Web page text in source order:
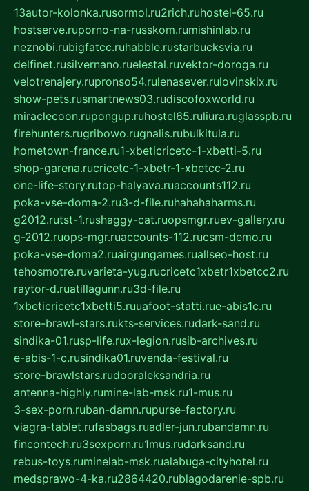
13autor-kolonka.rusormol.ru2rich.ruhostel-65.ru
hostserve.ruporno-na-russkom.rumishinlab.ru
neznobi.rubigfatcc.ruhabble.rustarbucksvia.ru
delfinet.rusilvernano.ruelestal.ruvektor-doroga.ru
velotrenajery.rupronso54.rulenasever.rulovinskix.ru
show-pets.rusmartnews03.rudiscofoxworld.ru
miraclecoon.rupongup.ruhostel65.ruliura.ruglasspb.ru
firehunters.rugribowo.rugnalis.rubulkitula.ru
hometown-france.ru1-xbeticricetc-1-xbetti-5.ru
shop-garena.rucricetc-1-xbetr-1-xbetcc-2.ru
one-life-story.rutop-halyava.ruaccounts112.ru
poka-vse-doma-2.ru3-d-file.ruhahahaharms.ru
g2012.rutst-1.rushaggy-cat.ruopsmgr.ruev-gallery.ru
g-2012.ruops-mgr.ruaccounts-112.rucsm-demo.ru
poka-vse-doma2.ruairgungames.ruallseo-host.ru
tehosmotre.ruvarieta-yug.rucricetc1xbetr1xbetcc2.ru
raytor-d.ruatillagunn.ru3d-file.ru
1xbeticricetc1xbetti5.ruuafoot-statti.rue-abis1c.ru
store-brawl-stars.rukts-services.rudark-sand.ru
sindika-01.rusp-life.rux-legion.rusib-archives.ru
e-abis-1-c.rusindika01.ruvenda-festival.ru
store-brawlstars.rudooraleksandria.ru
antenna-highly.rumine-lab-msk.ru1-mus.ru
3-sex-porn.ruban-damn.rupurse-factory.ru
viagra-tablet.rufasbags.ruadler-jun.rubandamn.ru
fincontech.ru3sexporn.ru1mus.rudarksand.ru
rebus-toys.ruminelab-msk.rualabuga-cityhotel.ru
medsprawo-4-ka.ru2864420.rublagodarenie-spb.ru